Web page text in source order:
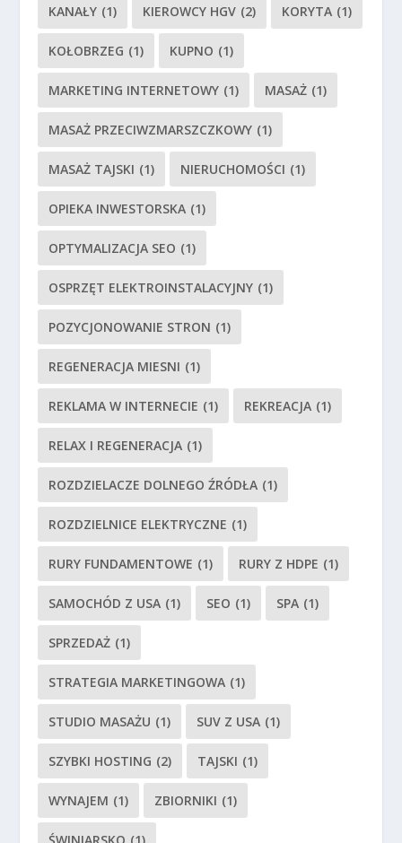
KANAŁY (1) KIEROWCY HGV (2) KORYTA (1)
KOŁOBRZEG (1) KUPNO (1)
MARKETING INTERNETOWY (1) MASAŻ (1)
MASAŻ PRZECIWZMARSZCZKOWY (1)
MASAŻ TAJSKI (1) NIERUCHOMOŚCI (1)
OPIEKA INWESTORSKA (1)
OPTYMALIZACJA SEO (1)
OSPRZĘT ELEKTROINSTALACYJNY (1)
POZYCJONOWANIE STRON (1)
REGENERACJA MIESNI (1)
REKLAMA W INTERNECIE (1) REKREACJA (1)
RELAX I REGENERACJA (1)
ROZDZIELACZE DOLNEGO ŹRÓDŁA (1)
ROZDZIELNICE ELEKTRYCZNE (1)
RURY FUNDAMENTOWE (1) RURY Z HDPE (1)
SAMOCHÓD Z USA (1) SEO (1) SPA (1)
SPRZEDAŻ (1)
STRATEGIA MARKETINGOWA (1)
STUDIO MASAŻU (1) SUV Z USA (1)
SZYBKI HOSTING (2) TAJSKI (1)
WYNAJEM (1) ZBIORNIKI (1)